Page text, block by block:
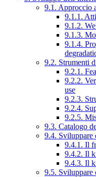
9.1. Approccio
9.1.1.
9.1.2.
9.1.3.
9.1.4.
9.2. Strumenti
9.2.1.
9.2.2.
use
9.2.3.
9.2.4.
9.2.5.
9.3. Catalogo
9.4. Sviluppare
9.4.1. Il
9.4.2. Il
9.4.3. Il
9.5. Sviluppare